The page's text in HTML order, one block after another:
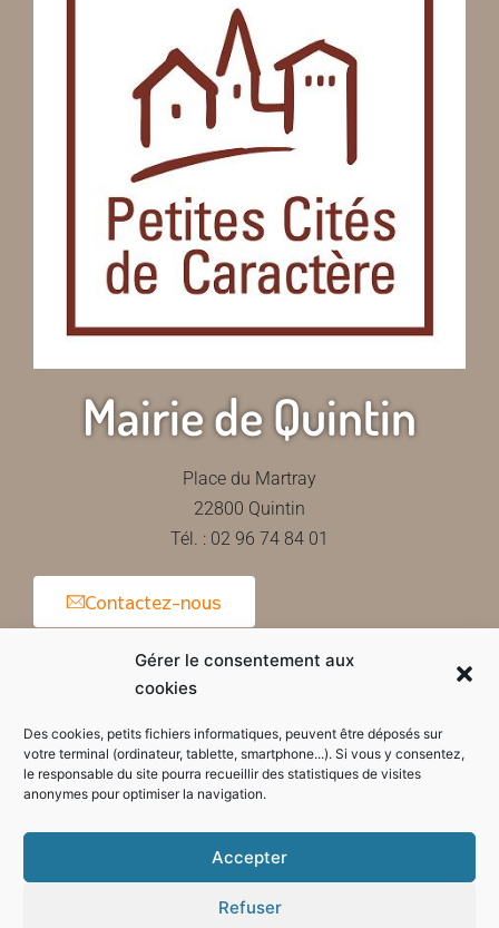
Gérer le consentement aux
cookies
Des cookies, petits fichiers informatiques, peuvent être déposés sur
votre terminal (ordinateur, tablette, smartphone...). Si vous y consentez,
le responsable du site pourra recueillir des statistiques de visites
anonymes pour optimiser la navigation.
Accepter
Refuser
Mairie de Quintin
Place du Martray
22800 Quintin
Tél. : 02 96 74 84 01
Contactez-nous
Horaires d'ouverture de la mairie